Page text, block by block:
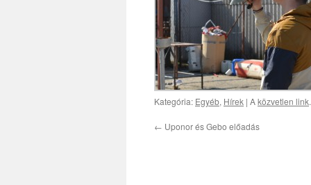
Kategória: Egyéb, Hírek | Aközvetlen link.
← Uponor és Gebo előadás